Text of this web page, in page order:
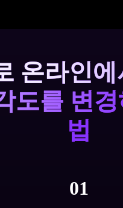
온라인에
도를 변
법
01